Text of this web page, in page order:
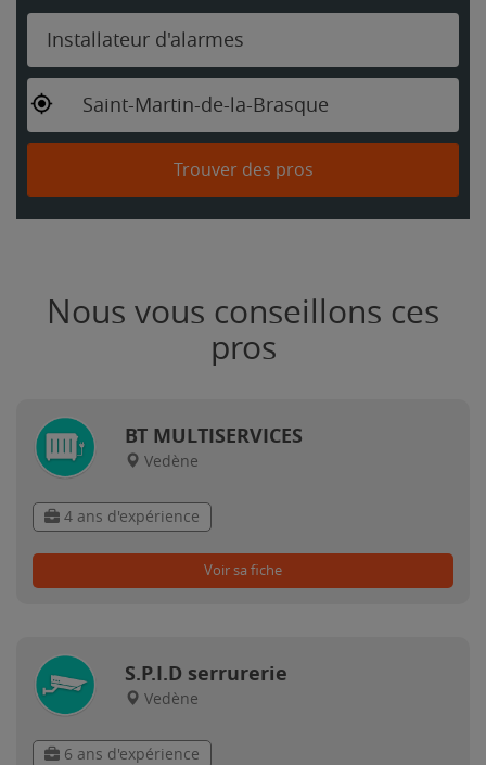
Installateur d'alarmes
Saint-Martin-de-la-Brasque
Trouver des pros
Nous vous conseillons ces
pros
BT MULTISERVICES
Vedène
4 ans d'expérience
Voir sa fiche
S.P.I.D serrurerie
Vedène
6 ans d'expérience